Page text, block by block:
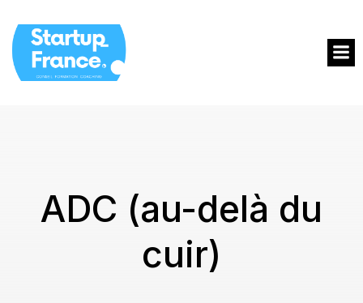
ADC (au-delà du
cuir)